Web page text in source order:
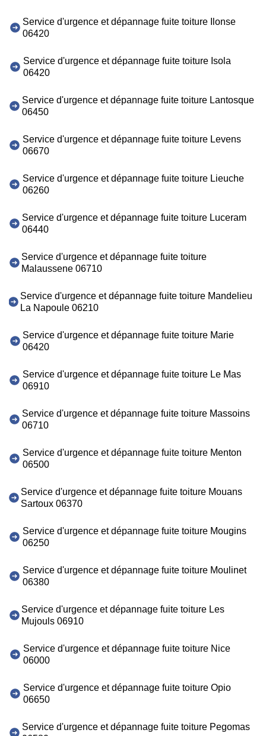
Service d'urgence et dépannage fuite toiture Ilonse
06420
Service d'urgence et dépannage fuite toiture Isola
06420
Service d'urgence et dépannage fuite toiture Lantosque
06450
Service d'urgence et dépannage fuite toiture Levens
06670
Service d'urgence et dépannage fuite toiture Lieuche
06260
Service d'urgence et dépannage fuite toiture Luceram
06440
Service d'urgence et dépannage fuite toiture
Malaussene 06710
Service d'urgence et dépannage fuite toiture Mandelieu
La Napoule 06210
Service d'urgence et dépannage fuite toiture Marie
06420
Service d'urgence et dépannage fuite toiture Le Mas
06910
Service d'urgence et dépannage fuite toiture Massoins
06710
Service d'urgence et dépannage fuite toiture Menton
06500
Service d'urgence et dépannage fuite toiture Mouans
Sartoux 06370
Service d'urgence et dépannage fuite toiture Mougins
06250
Service d'urgence et dépannage fuite toiture Moulinet
06380
Service d'urgence et dépannage fuite toiture Les
Mujouls 06910
Service d'urgence et dépannage fuite toiture Nice
06000
Service d'urgence et dépannage fuite toiture Opio
06650
Service d'urgence et dépannage fuite toiture Pegomas